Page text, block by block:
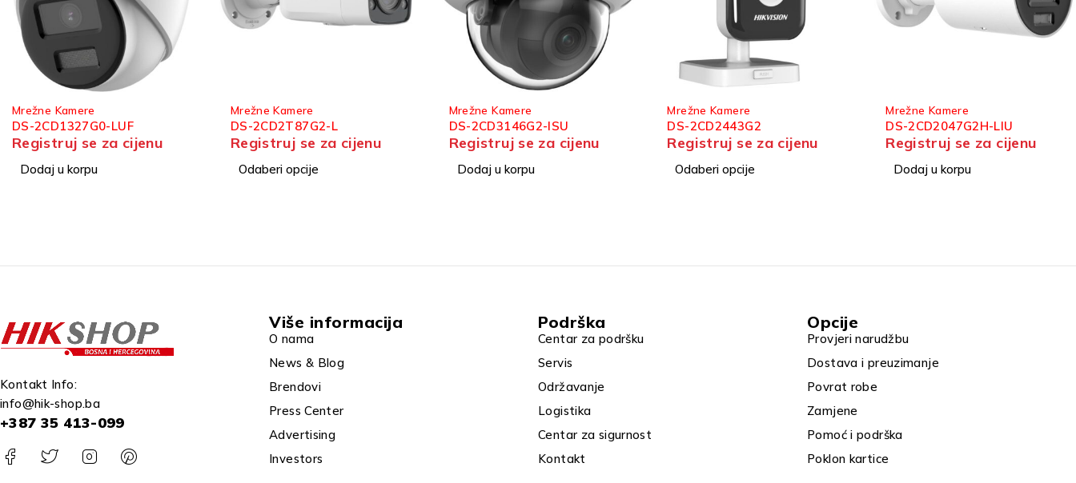
Mrežne Kamere
DS-2CD2T87G2-L
Registruj se za cijenu
Odaberi opcije
Mrežne Kamere
DS-2CD3146G2-ISU
Registruj se za cijenu
Dodaj u korpu
Mrežne Kamere
DS-2CD2443G2
Registruj se za cijenu
Odaberi opcije
Mrežne Kamere
DS-2CD2047G2H-LIU
Registruj se za cijenu
Dodaj u korpu
Mrežne Kamere
DS-2CD2543G2-IS
Registruj se za cijenu
Pročitaj više
Kontakt Info:
info@hik-shop.ba
+387 35 413-099
Više informacija
O nama
News & Blog
Brendovi
Press Center
Advertising
Investors
Podrška
Centar za podršku
Servis
Održavanje
Logistika
Centar za sigurnost
Kontakt
Opcije
Provjeri narudžbu
Dostava i preuzimanje
Povrat robe
Zamjene
Pomoć i podrška
Poklon kartice